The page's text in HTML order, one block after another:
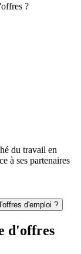
?
du travail en
à ses partenaires
d'emploi ?
d'offres